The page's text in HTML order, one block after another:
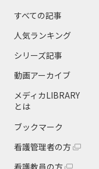
すべての記事
人気ランキング
シリーズ記事
動画アーカイブ
メディカLIBRARY
とは
ブックマーク
看護管理者の方